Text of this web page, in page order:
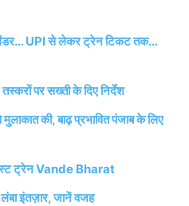
UPI से लेकर ट्रेन टिकट तक…
पर सख्ती के दिए निर्देश
की, बाढ़ प्रभावित पंजाब के लिए
ट्रेन Vande Bharat
लंबा इंतज़ार, जानें वजह